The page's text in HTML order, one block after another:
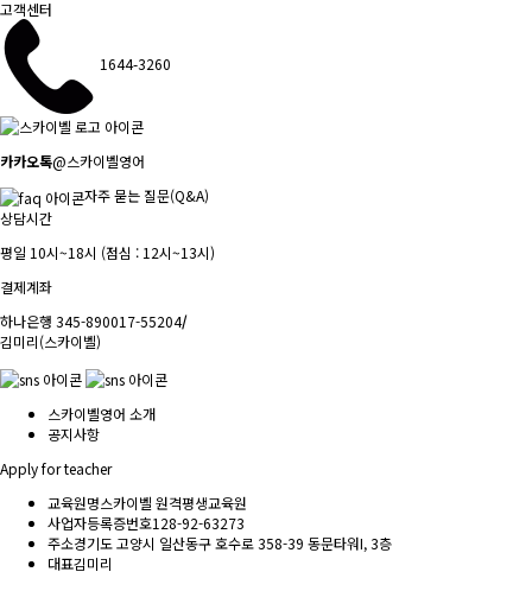
고객센터
1644-3260
카카오톡@스카이벨영어
자주 묻는 질문(Q&A)
상담시간
평일 10시~18시 (점심 : 12시~13시)
결제계좌
하나은행 345-890017-55204/
김미리(스카이벨)
스카이벨영어 소개
공지사항
Apply for teacher
교육원명스카이벨 원격평생교육원
사업자등록증번호128-92-63273
주소경기도 고양시 일산동구 호수로 358-39 동문타워I, 3층
대표김미리